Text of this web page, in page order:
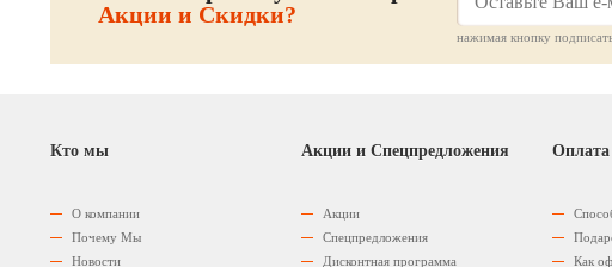
Акции и Скидки?
нажимая кнопку
Кто мы
О компании
Почему Мы
Новости
Акции и Спецпредложения
Акции
Спецпредложения
Дисконтная программа
Оплата
Как